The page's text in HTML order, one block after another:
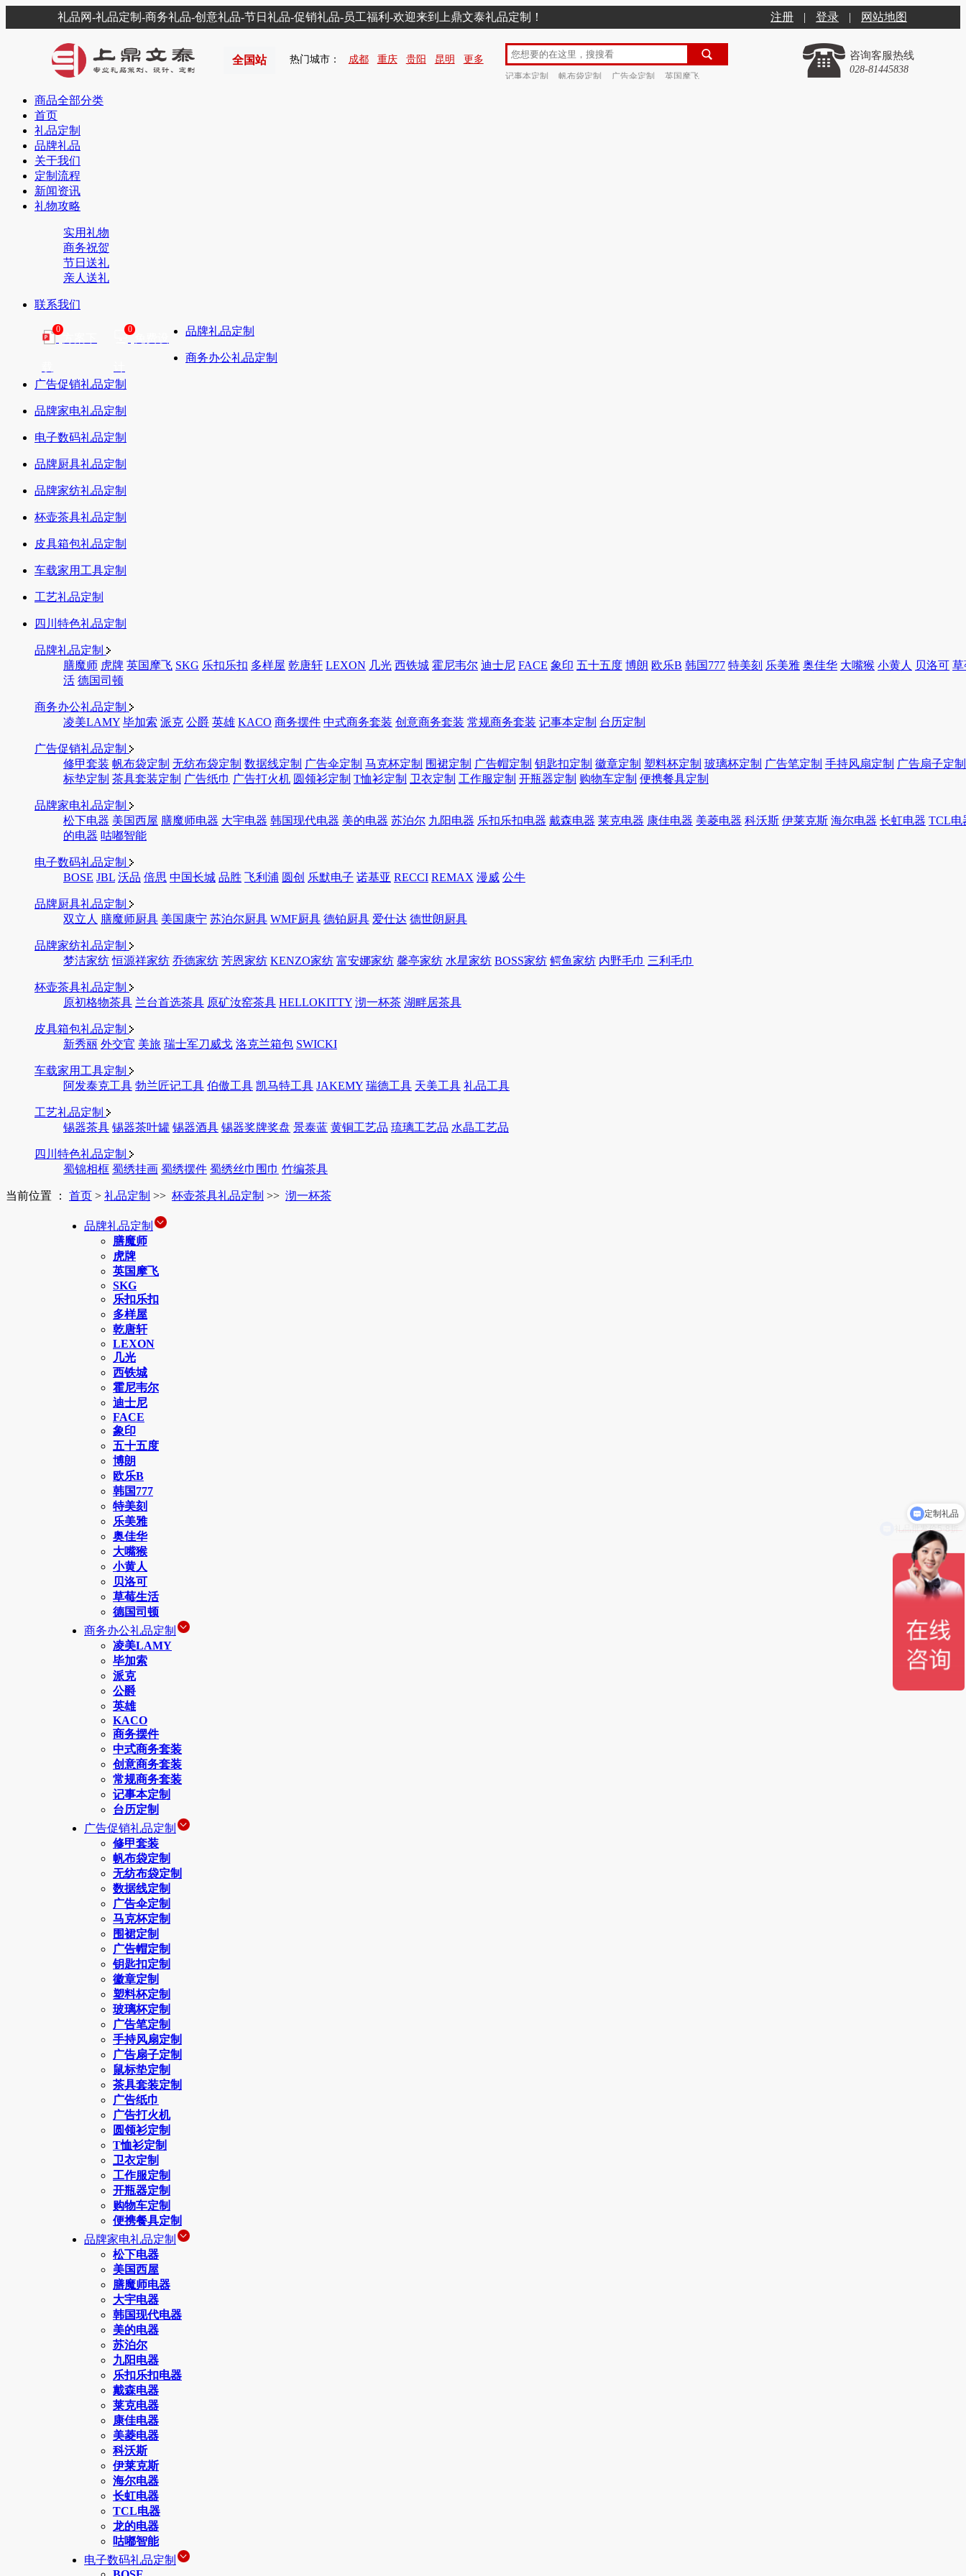
礼品网-礼品定制-商务礼品-创意礼品-节日礼品-促销礼品-员工福利-欢迎来到上鼎文泰礼品定制！ 注册 | 登录 | 网站地图
全国站 热门城市： 成都 重庆 贵阳 昆明 更多
记事本定制 帆布袋定制 广告伞定制 英国摩飞
咨询客服热线
028-81445838
商品全部分类
首页
礼品定制
品牌礼品
关于我们
定制流程
新闻资讯
礼物攻略
实用礼物
商务祝贺
节日送礼
亲人送礼
联系我们
0 0 品牌礼品定制
商务办公礼品定制
广告促销礼品定制
品牌家电礼品定制
电子数码礼品定制
品牌厨具礼品定制
品牌家纺礼品定制
杯壶茶具礼品定制
皮具箱包礼品定制
车载家用工具定制
工艺礼品定制
四川特色礼品定制
品牌礼品定制
膳魔师 虎牌 英国摩飞 SKG 乐扣乐扣 多样屋 乾唐轩 LEXON 几光 西铁城 霍尼韦尔 迪士尼 FACE 象印 五十五度 博朗 欧乐B 韩国777 特美刻 乐美雅 奥佳华 大嘴猴 小黄人 贝洛可 草
活 德国司顿
商务办公礼品定制
凌美LAMY 毕加索 派克 公爵 英雄 KACO 商务摆件 中式商务套装 创意商务套装 常规商务套装 记事本定制 台历定制
广告促销礼品定制
修甲套装 帆布袋定制 无纺布袋定制 数据线定制 广告伞定制 马克杯定制 围裙定制 广告帽定制 钥匙扣定制 徽章定制 塑料杯定制 玻璃杯定制 广告笔定制 手持风扇定制 广告扇子定制
标垫定制 茶具套装定制 广告纸巾 广告打火机 圆领衫定制 T恤衫定制 卫衣定制 工作服定制 开瓶器定制 购物车定制 便携餐具定制
品牌家电礼品定制
松下电器 美国西屋 膳魔师电器 大宇电器 韩国现代电器 美的电器 苏泊尔 九阳电器 乐扣乐扣电器 戴森电器 莱克电器 康佳电器 美菱电器 科沃斯 伊莱克斯 海尔电器 长虹电器 TCL电
的电器 咕嘟智能
电子数码礼品定制
BOSE JBL 沃品 倍思 中国长城 品胜 飞利浦 圆创 乐默电子 诺基亚 RECCI REMAX 漫威 公牛
品牌厨具礼品定制
双立人 膳魔师厨具 美国康宁 苏泊尔厨具 WMF厨具 德铂厨具 爱仕达 德世朗厨具
品牌家纺礼品定制
梦洁家纺 恒源祥家纺 乔德家纺 芳恩家纺 KENZO家纺 富安娜家纺 馨亭家纺 水星家纺 BOSS家纺 鳄鱼家纺 内野毛巾 三利毛巾
杯壶茶具礼品定制
原初格物茶具 兰台首选茶具 原矿汝窑茶具 HELLOKITTY 沏一杯茶 湖畔居茶具
皮具箱包礼品定制
新秀丽 外交官 美旅 瑞士军刀威戈 洛克兰箱包 SWICKI
车载家用工具定制
阿发泰克工具 勃兰匠记工具 伯傲工具 凯马特工具 JAKEMY 瑞德工具 天美工具 礼品工具
工艺礼品定制
锡器茶具 锡器茶叶罐 锡器酒具 锡器奖牌奖盘 景泰蓝 黄铜工艺品 琉璃工艺品 水晶工艺品
四川特色礼品定制
蜀锦相框 蜀绣挂画 蜀绣摆件 蜀绣丝巾围巾 竹编茶具
当前位置 ： 首页 > 礼品定制 >> 杯壶茶具礼品定制 >> 沏一杯茶
品牌礼品定制
膳魔师
虎牌
英国摩飞
SKG
乐扣乐扣
多样屋
乾唐轩
LEXON
几光
西铁城
霍尼韦尔
迪士尼
FACE
象印
五十五度
博朗
欧乐B
韩国777
特美刻
乐美雅
奥佳华
大嘴猴
小黄人
贝洛可
草莓生活
德国司顿
商务办公礼品定制
凌美LAMY
毕加索
派克
公爵
英雄
KACO
商务摆件
中式商务套装
创意商务套装
常规商务套装
记事本定制
台历定制
广告促销礼品定制
修甲套装
帆布袋定制
无纺布袋定制
数据线定制
广告伞定制
马克杯定制
围裙定制
广告帽定制
钥匙扣定制
徽章定制
塑料杯定制
玻璃杯定制
广告笔定制
手持风扇定制
广告扇子定制
鼠标垫定制
茶具套装定制
广告纸巾
广告打火机
圆领衫定制
T恤衫定制
卫衣定制
工作服定制
开瓶器定制
购物车定制
便携餐具定制
品牌家电礼品定制
松下电器
美国西屋
膳魔师电器
大宇电器
韩国现代电器
美的电器
苏泊尔
九阳电器
乐扣乐扣电器
戴森电器
莱克电器
康佳电器
美菱电器
科沃斯
伊莱克斯
海尔电器
长虹电器
TCL电器
龙的电器
咕嘟智能
电子数码礼品定制
礼品批发价5-8折